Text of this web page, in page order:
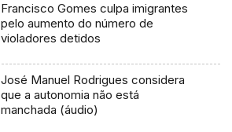
Francisco Gomes culpa imigrantes
pelo aumento do número de
violadores detidos
José Manuel Rodrigues considera
que a autonomia não está
manchada (áudio)